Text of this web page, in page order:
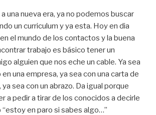
una nueva era, ya no podemos buscar
un curriculum y ya esta. Hoy en dia
el mundo de los contactos y la buena
trabajo es básico tener un
alguien que nos eche un cable. Ya sea
una empresa, ya sea con una carta de
sea con un abrazo. Da igual porque
a pedir a tirar de los conocidos a decirle
en paro si sabes algo…”